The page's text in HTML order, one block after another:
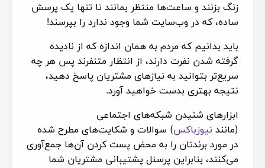
زنگ بزنند و ساعت‌ها منتظر بمانند تا تنها یک پرسش
ساده، که در وب‌سایت شما وجود ندارد را بپرسند!
باید بدانیم که مردم به همان اندازه که از نادیده
گرفته شدن نفرت دارند، از انتظار متنفرند پس هر چه
سریع‌تر بتوانید به نیازهای مشتریان پاسخ دهید،
نتیجه بهتری بدست خواهید آورد.
ابزارهای شنیدن شبکه‌های اجتماعی
(مانند نیوزباکس) سوالات و شکایت‌های مطرح شده
در مورد برندتان را به محض پست کردن آن‌ها جمع‌آوری
می‌کنند، بنابراین پرسنل پشتیبانی مشتریان شما